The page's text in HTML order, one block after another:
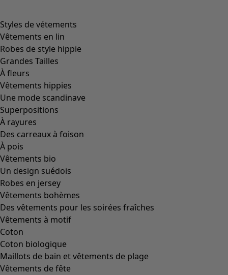
Styles de vétements
Vêtements en lin
Robes de style hippie
Grandes Tailles
À fleurs
Vêtements hippies
Une mode scandinave
Superpositions
À rayures
Des carreaux à foison
À pois
Vêtements bio
Un design suédois
Robes en jersey
Vêtements bohèmes
Des vêtements pour les soirées fraîches
Vêtements à motif
Coton
Coton biologique
Maillots de bain et vêtements de plage
Vêtements de fête